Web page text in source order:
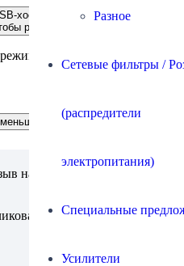
Разное
Сетевые фильтры /
(распредители
электропитания)
Специальные
Усилители
хост кабелем USB 3.0 Type
развернуть
на боковой панели
на “Оптический USB-хаб
Обязательные поля